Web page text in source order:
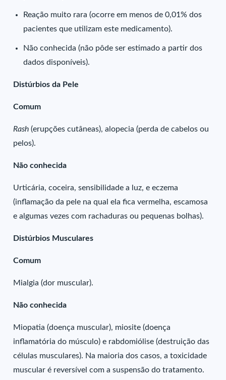
Reação muito rara (ocorre em menos de 0,01% dos
pacientes que utilizam este medicamento).
Não conhecida (não pôde ser estimado a partir dos
dados disponíveis).
Distúrbios da Pele
Comum
Rash (erupções cutâneas), alopecia (perda de cabelos ou
pelos).
Não conhecida
Urticária, coceira, sensibilidade a luz, e eczema
(inflamação da pele na qual ela fica vermelha, escamosa
e algumas vezes com rachaduras ou pequenas bolhas).
Distúrbios Musculares
Comum
Mialgia (dor muscular).
Não conhecida
Miopatia (doença muscular), miosite (doença
inflamatória do músculo) e rabdomiólise (destruição das
células musculares). Na maioria dos casos, a toxicidade
muscular é reversível com a suspensão do tratamento.